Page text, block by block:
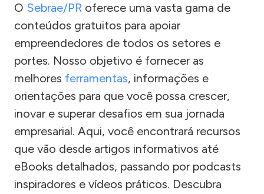
O Sebrae/PR oferece uma vasta gama de
conteúdos gratuitos para apoiar
empreendedores de todos os setores e
portes. Nosso objetivo é fornecer as
melhores ferramentas, informações e
orientações para que você possa crescer,
inovar e superar desafios em sua jornada
empresarial. Aqui, você encontrará recursos
que vão desde artigos informativos até
eBooks detalhados, passando por podcasts
inspiradores e vídeos práticos. Descubra